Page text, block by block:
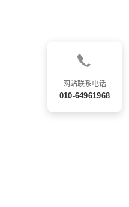
网站联系电话
010-64961968